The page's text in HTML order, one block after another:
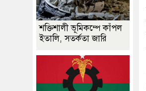
শক্তিশালী ভূমিকম্পে কাঁপল
ইতালি, সতর্কতা জারি